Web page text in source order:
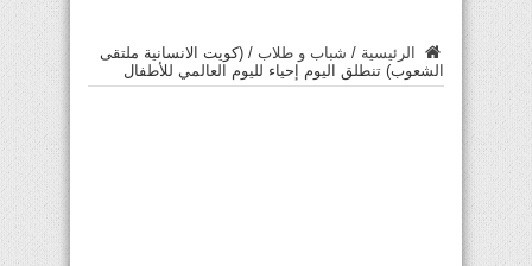
الرئيسية / شباب و طلاب / (كويت الانسانية ملتقى
الشعوب) تنطلق اليوم إحياء لليوم العالمي للأطفال